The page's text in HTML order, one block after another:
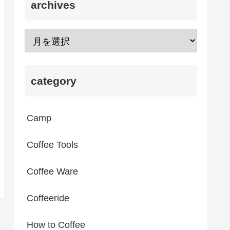
archives
category
Camp
Coffee Tools
Coffee Ware
Coffeeride
How to Coffee